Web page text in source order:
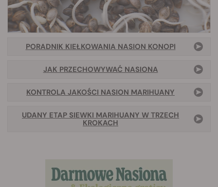
PORADNIK KIEŁKOWANIA NASION KONOPI
JAK PRZECHOWYWAĆ NASIONA
KONTROLA JAKOŚCI NASION MARIHUANY
UDANY ETAP SIEWKI MARIHUANY W TRZECH
KROKACH